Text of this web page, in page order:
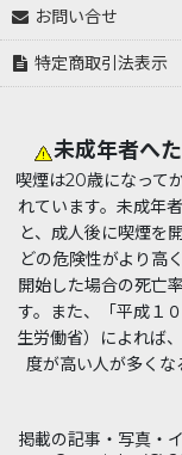
お問い合せ
特定商取引法表示
未成年者へ
喫煙は20歳になって
れています。未成年
と、成人後に喫煙を
どの危険性がより高
開始した場合の死亡
す。また、「平成１
生労働省）によれば
度が高い人が多く
掲載の記事・写真・